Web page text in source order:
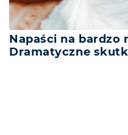
Napaści na bardzo
Dramatyczne